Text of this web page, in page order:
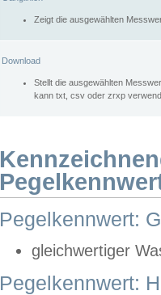
Zeigt die ausgewählten
Download
Stellt die ausgewählten
kann txt, csv oder zrxp
Pegelkennwert:
gleichwertiger
Pegelkennwert: